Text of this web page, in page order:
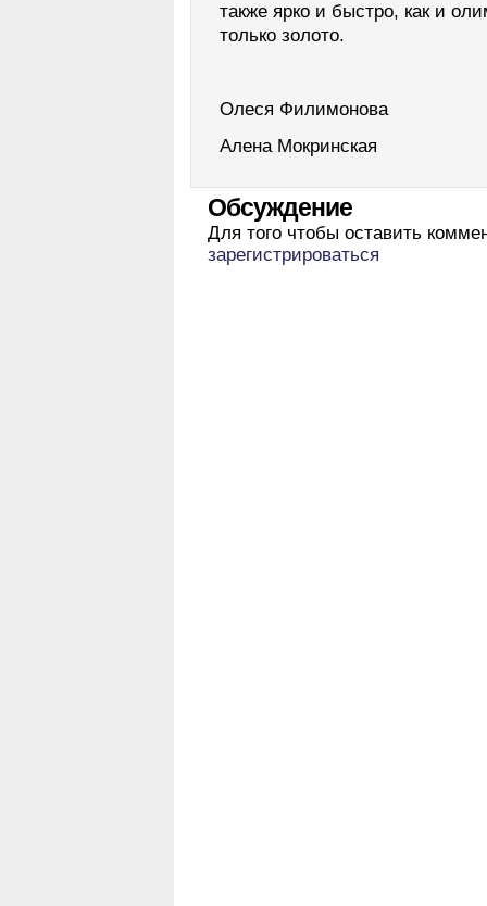
также ярко и быстро, как и
только золото.
Олеся Филимонова
Алена Мокринская
Обсуждение
Для того чтобы оставить
зарегистрироваться